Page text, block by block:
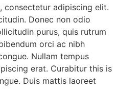
consectetur adipiscing elit.
Donec non odio
purus, quis rutrum
orci ac nibh
Nullam tempus
erat. Curabitur this is
Duis mattis laoreet